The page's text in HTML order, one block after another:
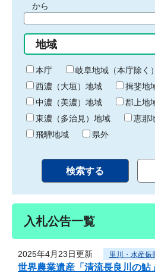
間
始
り
から
間
終
わ
り
地域
本庁
岐阜地域（本庁除く）
西濃（大垣）地域
揖斐地
中濃（美濃）地域
郡上地
東濃（多治見）地域
恵那
飛騨地域
県外
入札公告一覧
2025年4月23日更新 里川・水産振
世界農業遺産「清流長良川の